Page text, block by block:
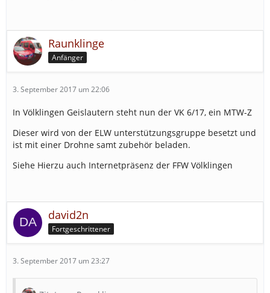
Raunklinge
Anfänger
3. September 2017 um 22:06
In Völklingen Geislautern steht nun der VK 6/17, ein MTW-Z
Dieser wird von der ELW unterstützungsgruppe besetzt und
ist mit einer Drohne samt zubehör beladen.
Siehe Hierzu auch Internetpräsenz der FFW Völklingen
david2n
Fortgeschrittener
3. September 2017 um 23:27